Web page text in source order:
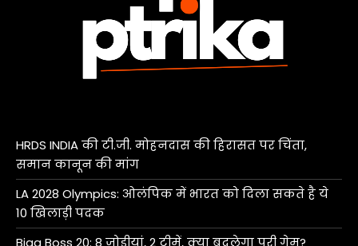
HRDS INDIA की टी.जी. मोहनदास की हिरासत पर चिंता,
समान कानून की मांग
LA 2028 Olympics: ओलंपिक में भारत को दिला सकते है ये
10 खिलाड़ी पदक
Bigg Boss 20: 8 जोड़ीयां, 2 टीमें, क्या बदलेगा पूरी गेम?